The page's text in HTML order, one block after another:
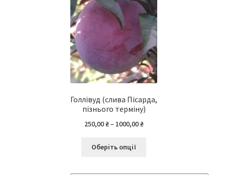
Голлівуд (слива Пісарда,
пізнього терміну)
250,00₴– 1000,00₴Діапазон
Оберіть опції